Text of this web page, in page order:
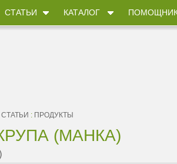
СТАТЬИ КАТАЛОГ
СТАТЬИ : ПРОДУКТЫ
(МАНКА)